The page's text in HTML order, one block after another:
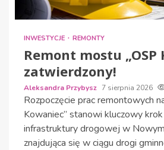
INWESTYCJE REMONTY
Remont mostu „OSP
zatwierdzony!
Aleksandra Przybysz 7 sierpnia 2026
Rozpoczęcie prac remontowych
Kowaniec” stanowi kluczowy
infrastruktury drogowej w
znajdująca się w ciągu drogi